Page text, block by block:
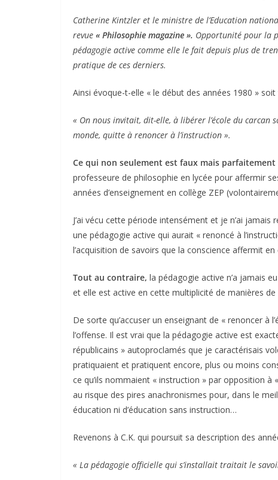
Catherine Kintzler et le ministre de l’Education
revue « Philosophie magazine ». Opportunité pour la
pédagogie active comme elle le fait depuis plus de
pratique de ces derniers.
Ainsi évoque-t-elle « le début des années 1980 »
« On nous invitait, dit-elle, à libérer l’école du
monde, quitte à renoncer à l’instruction ».
Ce qui non seulement est faux mais
professeure de philosophie en lycée pour affermir
années d’enseignement en collège ZEP
J’ai vécu cette période intensément et je n’ai
une pédagogie active qui aurait « renoncé à
l’acquisition de savoirs que la conscience affermit en
Tout au contraire, la pédagogie active n’a jamais
et elle est active en cette multiplicité de manières
De sorte qu’accuser un enseignant de « renoncer
l’offense. Il est vrai que la pédagogie active est
républicains » autoproclamés que je caractérisais
pratiquaient et pratiquent encore, plus ou moins
ce qu’ils nommaient « instruction » par opposition à
au risque des pires anachronismes pour, dans le
éducation ni d’éducation sans instruction…
Revenons à C.K. qui poursuit sa description des
« La pédagogie officielle qui s’installait traitait le